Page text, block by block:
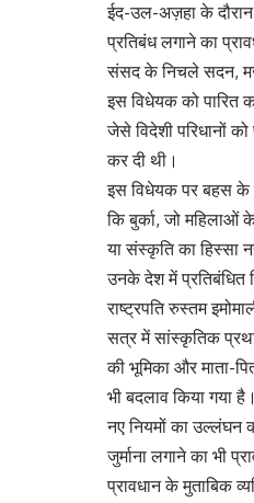
ईद-उल-अज़हा के दौरान
प्रतिबंध लगाने का
संसद के निचले सदन,
इस विधेयक को पारित
जेसे विदेशी परिधानों
कर दी थी।
इस विधेयक पर बहस के
कि बुर्का, जो महिलाओं
या संस्कृति का हिस्सा
उनके देश में प्रतिबंधित
राष्ट्रपति रुस्तम
सत्र में सांस्कृतिक
की भूमिका और माता-
भी बदलाव किया गया है।
नए नियमों का उल्लंघन
जुर्माना लगाने का भी
प्रावधान के मुताबिक